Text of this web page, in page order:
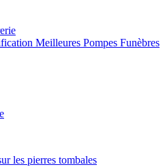
Meilleures Pompes Funèbres
les pierres tombales